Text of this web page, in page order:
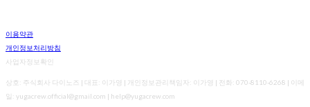
이용약관
개인정보처리방침
사업자정보확인
상호: 주식회사 다이노즈 | 대표: 이가영 | 개인정보관리책임자: 이가영 | 전화: 070-8110-6268 | 이메
일: yugacrew.official@gmail.com | help@yugacrew.com